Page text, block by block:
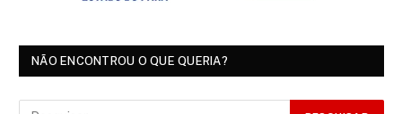
NÃO ENCONTROU O QUE QUERIA?